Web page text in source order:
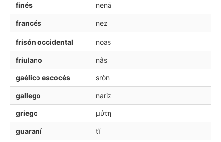
finés nenä
francés nez
frisón occidental noas
friulano nâs
gaélico escocés sròn
gallego nariz
griego μύτη
guaraní tĩ